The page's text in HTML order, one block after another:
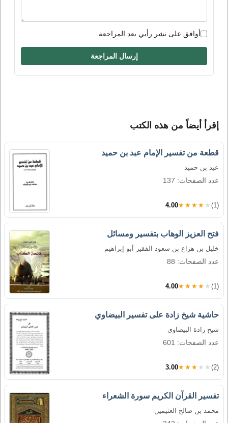
أوافق على نشر رأيي بعد المراجعة.
إرسال المراجعة
إقرأ أيضاً من هذه الكتب
قطعة من تفسير الإمام عبد بن حميد
عبد بن حميد
عدد الصفحات: 137
4.00★★★★★ (1)
فتح العزيز الوهاب بتفسير ومسائل
خليل بن هزاع بن سعود الفقير أبو إبراهيم
عدد الصفحات: 88
4.00★★★★★ (1)
حاشية شيخ زادة على تفسير البيضاوي
شيخ زادة البيضاوي
عدد الصفحات: 601
3.00★★★★★ (2)
تفسير القرآن الكريم سورة الشعراء
محمد بن صالح العثيمين